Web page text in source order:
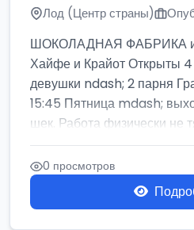
Лод (Центр страны)
ШОКОЛАДНАЯ ФАБРИКА
Хайфе и Крайот Открыты
девушки ndash; 2 парня
15:45 Пятница mdash;
шек. Работа физически не
0 просмотров